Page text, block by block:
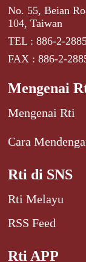
No. 55, Beian
104, Taiwan
TEL : 886-2-
FAX : 886-2-
Mengenai
Mengenai Rti
Cara
Rti di SNS
Rti Melayu
RSS Feed
Rti APP